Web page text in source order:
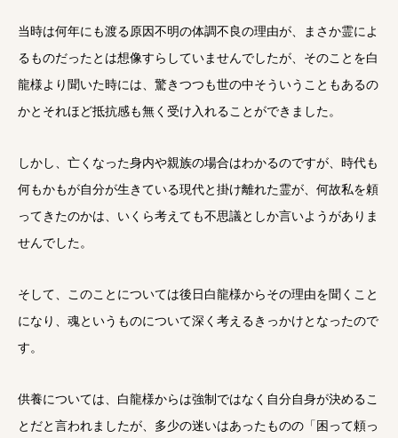
当時は何年にも渡る原因不明の体調不良の理由が、まさか霊によ
るものだったとは想像すらしていませんでしたが、そのことを白
龍様より聞いた時には、驚きつつも世の中そういうこともあるの
かとそれほど抵抗感も無く受け入れることができました。
しかし、亡くなった身内や親族の場合はわかるのですが、時代も
何もかもが自分が生きている現代と掛け離れた霊が、何故私を頼
ってきたのかは、いくら考えても不思議としか言いようがありま
せんでした。
そして、このことについては後日白龍様からその理由を聞くこと
になり、魂というものについて深く考えるきっかけとなったので
す。
供養については、白龍様からは強制ではなく自分自身が決めるこ
とだと言われましたが、多少の迷いはあったものの「困って頼っ